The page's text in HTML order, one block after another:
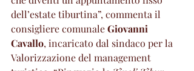
dell’estate tiburtina”, commenta il
consigliere comunale Giovanni
Cavallo, incaricato dal sindaco per la
Valorizzazione del management